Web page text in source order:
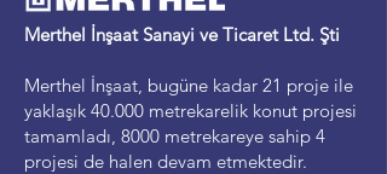
Merthel İnşaat Sanayi ve Ticaret Ltd. Şti
Merthel İnşaat, bugüne kadar 21 proje ile
yaklaşık 40.000 metrekarelik konut projesi
tamamladı, 8000 metrekareye sahip 4
projesi de halen devam etmektedir.